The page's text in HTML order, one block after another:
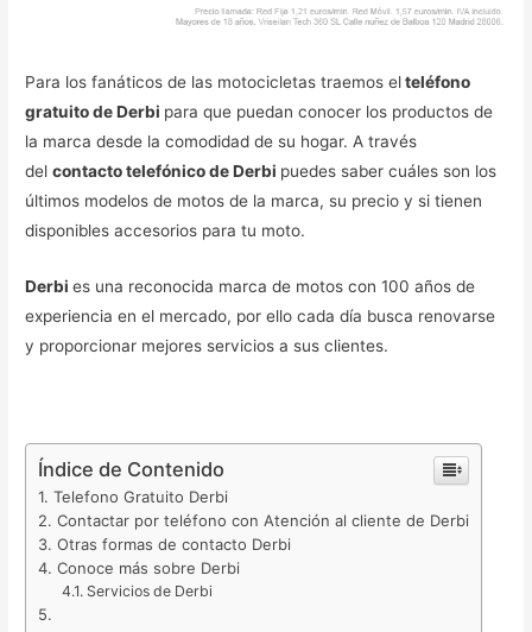
Para los fanáticos de las motocicletas traemos elteléfono
gratuito de Derbi para que puedan conocer los productos de
la marca desde la comodidad de su hogar. A través
delcontacto telefónico de Derbi puedes saber cuáles son los
últimos modelos de motos de la marca, su precio y si tienen
disponibles accesorios para tu moto.
Derbies una reconocida marca de motos con 100 años de
experiencia en el mercado, por ello cada día busca renovarse
y proporcionar mejores servicios a sus clientes.
Índice de Contenido
Telefono Gratuito Derbi
Contactar por teléfono con Atención al cliente de Derbi
Otras formas de contacto Derbi
Conoce más sobre Derbi
Servicios de Derbi